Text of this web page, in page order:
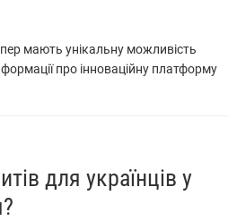
мають унікальну можливість
про інноваційну платформу
для українців у